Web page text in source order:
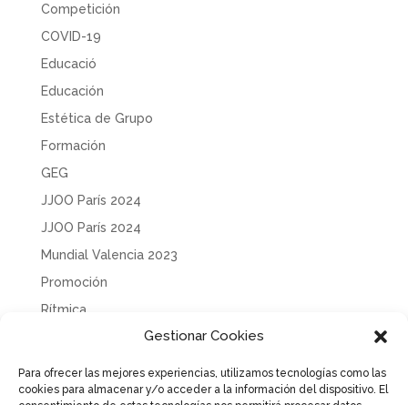
Gestionar Cookies
Para ofrecer las mejores experiencias, utilizamos tecnologías como las
cookies para almacenar y/o acceder a la información del dispositivo. El
Competición
COVID-19
Educació
Educación
Estética de Grupo
Formación
GEG
JJOO París 2024
JJOO París 2024
Mundial Valencia 2023
Promoción
Rítmica
Tecnificación